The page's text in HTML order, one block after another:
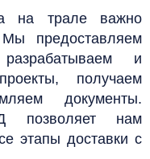
на трале важно
предоставляем
и
получаем
документы.
позволяет нам
этапы доставки с